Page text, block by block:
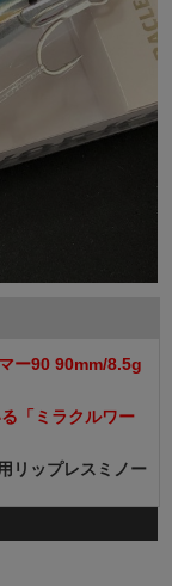
ー90 90mm/8.5g
「ミラクルワー
リップレスミノー
視野に入れ90ミ